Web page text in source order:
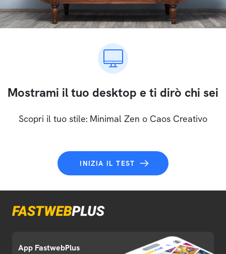
Mostrami il tuo desktop e ti dirò chi sei
Scopri il tuo stile: Minimal Zen o Caos Creativo
INIZIA IL TEST
App FastwebPlus